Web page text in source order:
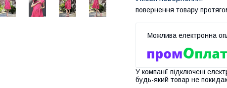
повернення товару
У компанії підключені
будь-який товар не